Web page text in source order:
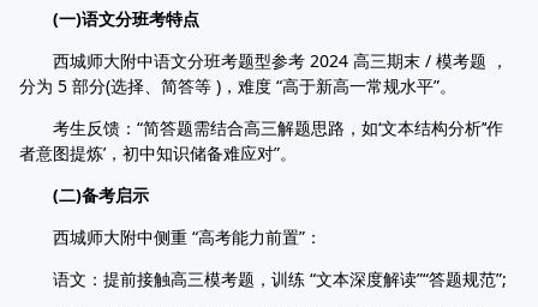
(一)语文分班考特点
西城师大附中语文分班考题型参考 2024 高三期末 / 模考题 ，
分为 5 部分(选择、简答等 )，难度 “高于新高一常规水平”。
考生反馈：“简答题需结合高三解题思路，如‘文本结构分析’‘作
者意图提炼’，初中知识储备难应对”。
(二)备考启示
西城师大附中侧重 “高考能力前置”：
语文：提前接触高三模考题，训练 “文本深度解读”“答题规范”;